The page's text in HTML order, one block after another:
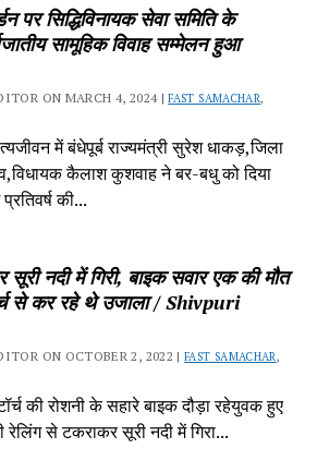
पर सिद्धिविनायक सेवा समिति के
सामूहिक विवाह सम्मेलन हुआ
ON MARCH 4, 2024 |FAST SAMACHAR,
में बंधेपूर्ब राज्यमंत्री सुरेश धाकड़,जिला
कैलाश कुशवाह ने बर-बधु को दिया
की...
नदी में गिरी, बाइक सवार एक की मौत
से कर रहे थे उजाला / Shivpuri
ON OCTOBER 2, 2022 |FAST SAMACHAR ,
की रोशनी के सहारे बाइक दौड़ा रहेयुवक हुए
से टकराकर सूरी नदी में गिरा...